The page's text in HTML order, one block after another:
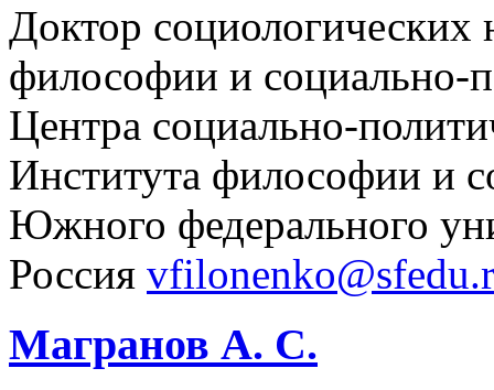
Доктор социологических
философии и социально-
Центра социально-
Института философии и
Южного федерального
Россия
Магранов А. С.